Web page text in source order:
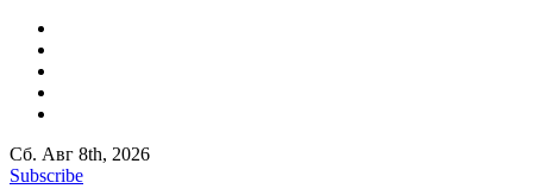
Сб. Авг 8th, 2026
Subscribe